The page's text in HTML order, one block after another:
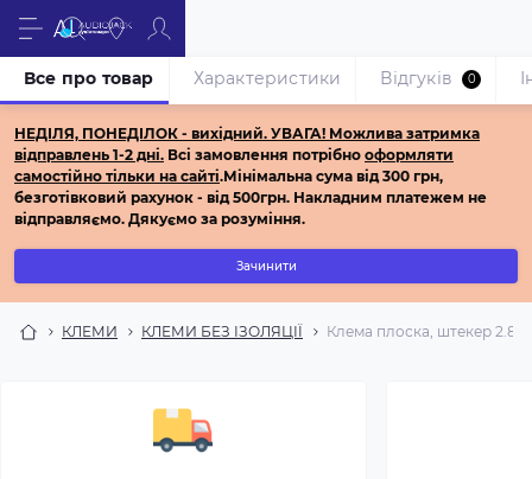
НЕДІЛЯ, ПОНЕДІЛОК - вихідний. УВАГА! Можлива затримка
відправлень 1-2 дні. Всі замовлення потрібно оформляти
самостійно тільки на сайті.Мінімальна сума від 300 грн,
безготівковий рахунок - від 500грн. Накладним платежем не
відправляємо. Дякуємо за розуміння.
Зачинити
КЛЕМИ КЛЕМИ БЕЗ ІЗОЛЯЦІЇ Клема плоска, штекер
Все про товар Характеристики Відгуків 0